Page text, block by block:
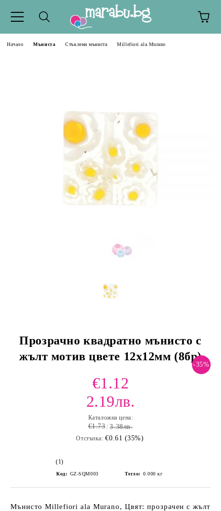
Начало Мъниста Стъклени мъниста Millefiori ala Murano
Прозрачно квадратно мънисто с
жълт мотив цвете 12х12мм (8бр)
-35%
€1.12
2.19лв.
Каталожна цена:
€1.73 3.38лв.
Отстъпка: €0.61 (35%)
(1)
Код: GZ-SQM003 Тегло: 0.000 кг
Мънисто Millefiori ala Murano, Цвят: прозрачен с жълт